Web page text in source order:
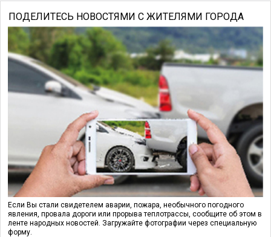
ПОДЕЛИТЕСЬ НОВОСТЯМИ С ЖИТЕЛЯМИ ГОРОДА
Если Вы стали свидетелем аварии, пожара, необычного погодного
явления, провала дороги или прорыва теплотрассы, сообщите об этом в
ленте народных новостей. Загружайте фотографии через специальную
форму.